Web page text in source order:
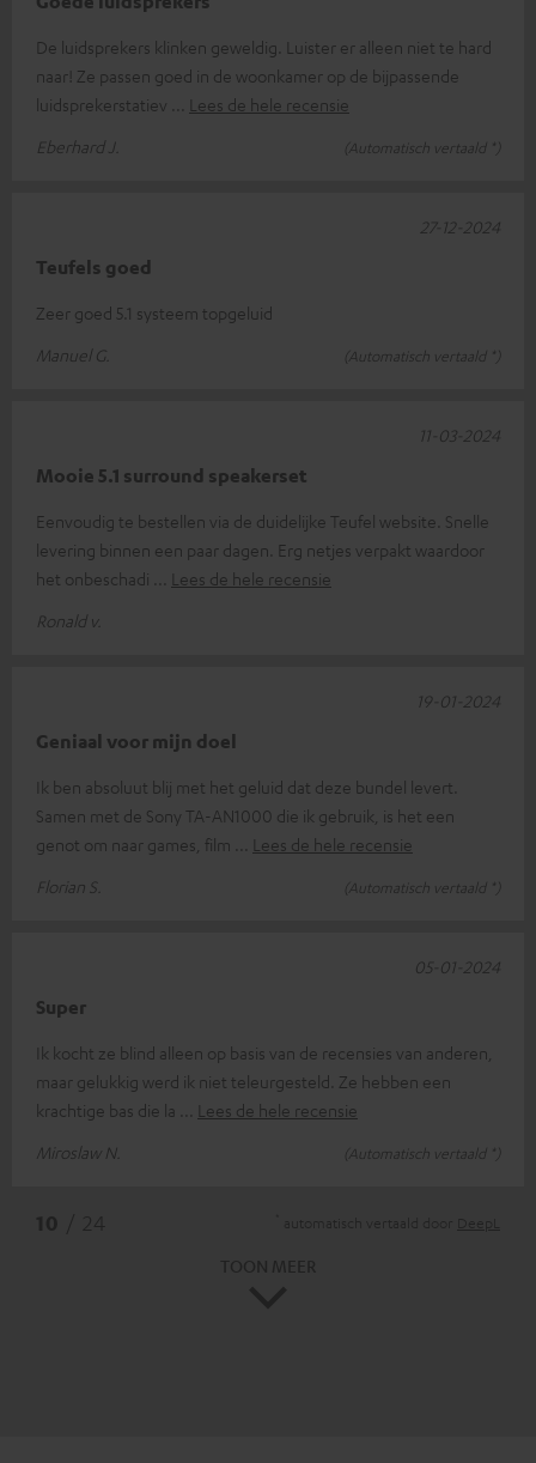
De luidsprekers klinken geweldig. Luister er alleen niet te hard
naar! Ze passen goed in de woonkamer op de bijpassende
luidsprekerstatiev
Lees de hele recensie
Eberhard J.
(Automatisch vertaald *)
Teufels goed
Zeer goed 5.1 systeem topgeluid
Manuel G.
(Automatisch vertaald *)
27-12-2024
Mooie 5.1 surround speakerset
Eenvoudig te bestellen via de duidelijke Teufel website. Snelle
levering binnen een paar dagen. Erg netjes verpakt waardoor
het onbeschadi
Lees de hele recensie
Ronald v.
11-03-2024
Geniaal voor mijn doel
Ik ben absoluut blij met het geluid dat deze bundel levert.
Samen met de Sony TA-AN1000 die ik gebruik, is het een
genot om naar games, film
Lees de hele recensie
Florian S.
(Automatisch vertaald *)
19-01-2024
Super
Ik kocht ze blind alleen op basis van de recensies van anderen,
maar gelukkig werd ik niet teleurgesteld. Ze hebben een
krachtige bas die la
Lees de hele recensie
Miroslaw N.
(Automatisch vertaald *)
05-01-2024